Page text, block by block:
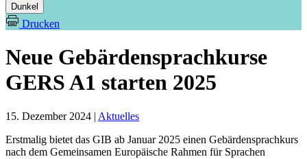
Dunkel
Drucken
Neue Gebärdensprachkurse
GERS A1 starten 2025
15. Dezember 2024 | Aktuelles
Erstmalig bietet das GIB ab Januar 2025 einen Gebärdensprachkurs
nach dem Gemeinsamen Europäische Rahmen für Sprachen